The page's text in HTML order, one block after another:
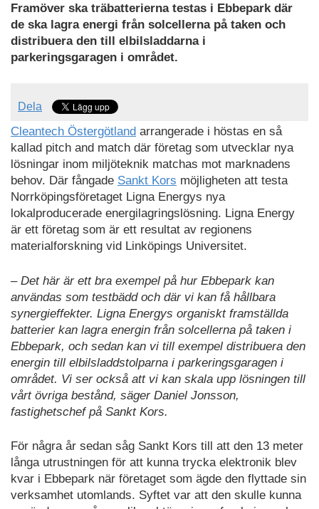
Framöver ska träbatterierna testas i Ebbepark där
de ska lagra energi från solcellerna på taken och
distribuera den till elbilsladdarna i
parkeringsgaragen i området.
Dela
Cleantech Östergötland arrangerade i höstas en så
kallad pitch and match där företag som utvecklar nya
lösningar inom miljöteknik matchas mot marknadens
behov. Där fångade Sankt Kors möjligheten att testa
Norrköpingsföretaget Ligna Energys nya
lokalproducerade energilagringslösning. Ligna Energy
är ett företag som är ett resultat av regionens
materialforskning vid Linköpings Universitet.
– Det här är ett bra exempel på hur Ebbepark kan
användas som testbädd och där vi kan få hållbara
synergieffekter. Ligna Energys organiskt framställda
batterier kan lagra energin från solcellerna på taken i
Ebbepark, och sedan kan vi till exempel distribuera den
energin till elbilsladdstolparna i parkeringsgaragen i
området. Vi ser också att vi kan skala upp lösningen till
vårt övriga bestånd, säger Daniel Jonsson,
fastighetschef på Sankt Kors.
För några år sedan såg Sankt Kors till att den 13 meter
långa utrustningen för att kunna trycka elektronik blev
kvar i Ebbepark när företaget som ägde den flyttade sin
verksamhet utomlands. Syftet var att den skulle kunna